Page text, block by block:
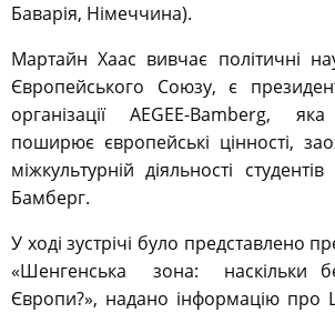
Баварія, Німеччина).
Мартайн Хаас вивчає політичні
Європейського Союзу, є
організації AEGEE-Bamberg,
поширює європейські цінності,
міжкультурній діяльності
Бамберг.
У ході зустрічі було представлено
«Шенгенська зона: наскільки
Європи?», надано інформацію про